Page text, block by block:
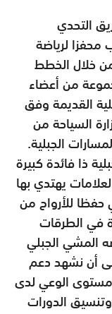
التحدي
محفزا لرياضة
خلال الخطط
من أعضاء
القديمة وفق
السياحة من
الجبلية.
ذا فائدة كبيرة
يهتدي بها
حفظا للأرواح من
في الطرقات
المشي الجبلي
أن نشهد دعم
مستوى الوعي لدى
الدورات